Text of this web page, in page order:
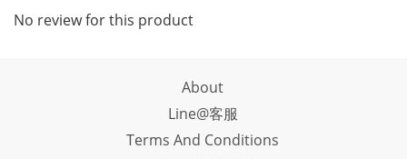
No review for this product
About
Line@客服
Terms And Conditions